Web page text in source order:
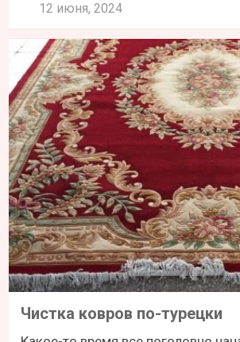
12 июня, 2024
Чистка ковров по-турецки